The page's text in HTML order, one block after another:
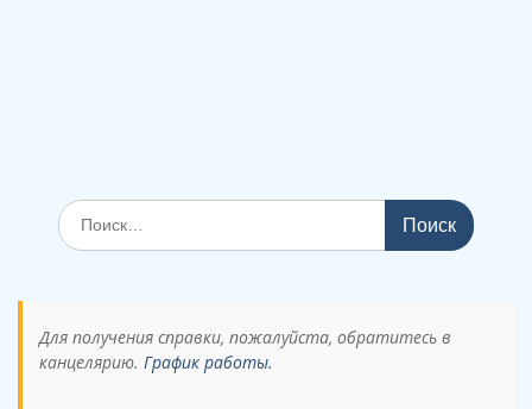
Поиск
по:
Для получения справки, пожалуйста, обратитесь в
канцелярию. График работы.